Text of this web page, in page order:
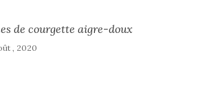
de courgette aigre-doux
, 2020